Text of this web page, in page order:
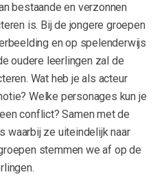
bestaande en verzonnen
is. Bij de jongere groepen
en op spelenderwijs
oudere leerlingen zal de
Wat heb je als acteur
Welke personages kun je
conflict? Samen met de
waarbij ze uiteindelijk naar
stemmen we af op de